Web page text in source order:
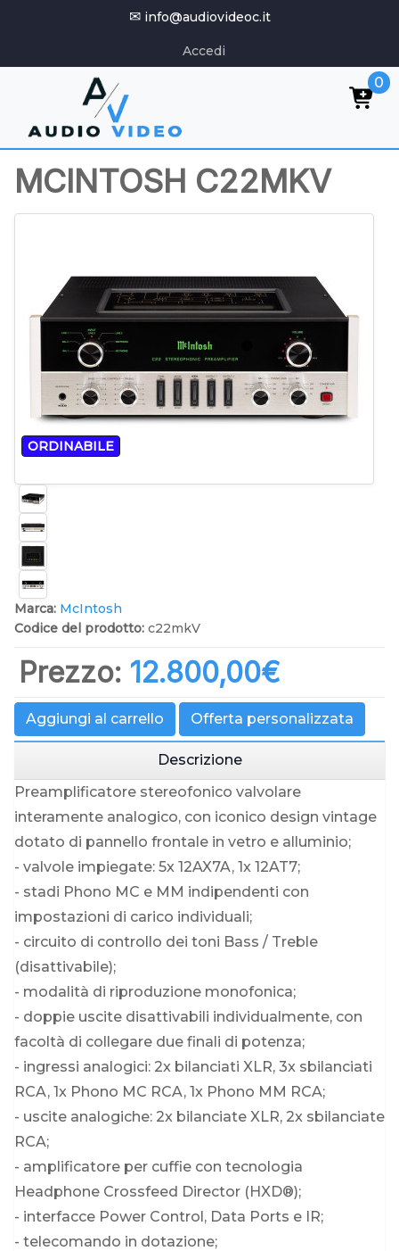
✉ info@audiovideoc.it
Accedi
0
MCINTOSH C22MKV
ORDINABILE
Marca: McIntosh
Codice del prodotto: c22mkV
Prezzo: 12.800,00‎€
Aggiungi al carrello Offerta personalizzata
Descrizione
Preamplificatore stereofonico valvolare
interamente analogico, con iconico design vintage
dotato di pannello frontale in vetro e alluminio;
- valvole impiegate: 5x 12AX7A, 1x 12AT7;
- stadi Phono MC e MM indipendenti con
impostazioni di carico individuali;
- circuito di controllo dei toni Bass / Treble
(disattivabile);
- modalità di riproduzione monofonica;
- doppie uscite disattivabili individualmente, con
facoltà di collegare due finali di potenza;
- ingressi analogici: 2x bilanciati XLR, 3x sbilanciati
RCA, 1x Phono MC RCA, 1x Phono MM RCA;
- uscite analogiche: 2x bilanciate XLR, 2x sbilanciate
RCA;
- amplificatore per cuffie con tecnologia
Headphone Crossfeed Director (HXD®);
- interfacce Power Control, Data Ports e IR;
- telecomando in dotazione;